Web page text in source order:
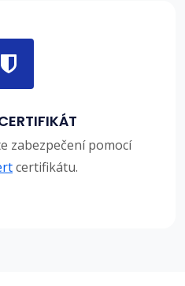
zabezpečení pomocí
certifikátu.